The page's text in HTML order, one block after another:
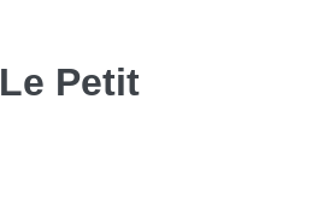
Le Petit